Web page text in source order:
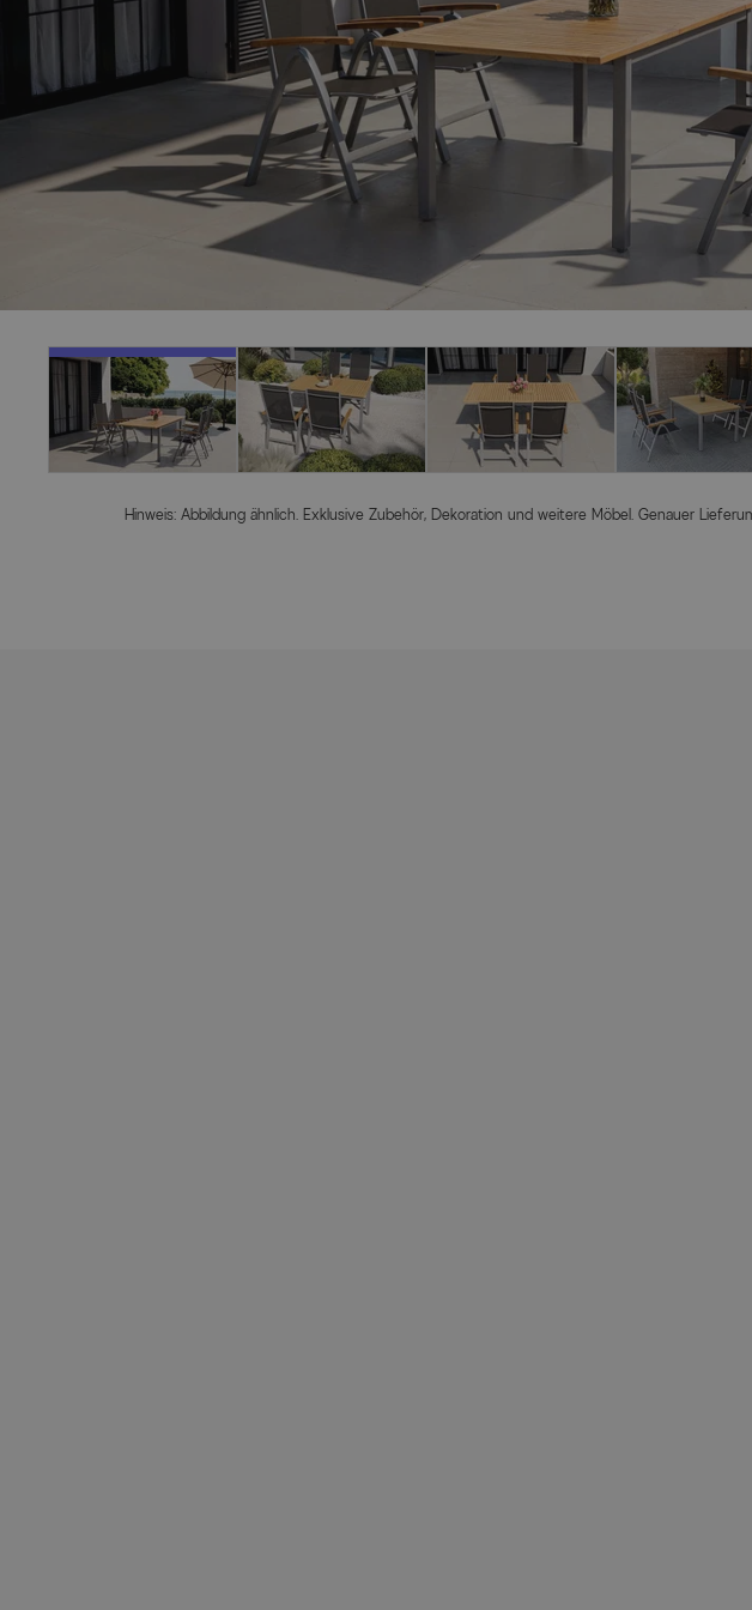
Hinweis: Abbildung ähnlich. Exklusive Zubehör, Dekoration und weitere Möbel. Genauer